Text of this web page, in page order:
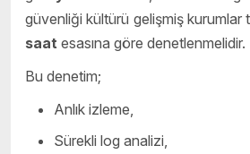
güvenliği kültürü gelişmiş kurumlar
saat esasına göre denetlenmelidir.
Bu denetim;
Anlık izleme,
Sürekli log analizi,